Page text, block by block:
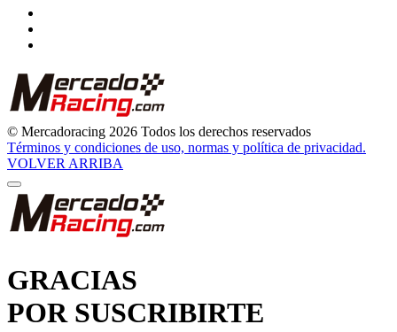
© Mercadoracing 2026 Todos los derechos reservados
Términos y condiciones de uso, normas y política de privacidad.
VOLVER ARRIBA
GRACIAS
POR SUSCRIBIRTE